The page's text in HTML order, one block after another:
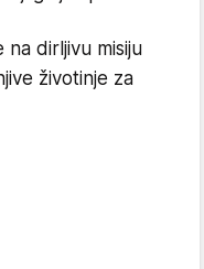
dirljivu misiju
životinje za